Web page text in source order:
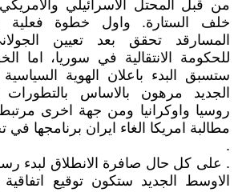
من قبل المحتل الاسرائيلي
خلف الستارة. واول خطوة فعلية
المسارقد تحقق بعد تعيين
للحكومة الانتقالية في سوريا، اما
ستسبق البدء باعلان الهوية
الجديد مرهون بالاساس
روسيا واوكرانيا ومن جهة اخرى
مطالبة امريكا الغاء ايران برنامجها في
.
. على كل حال صافرة الانطلاق لبدء
الاوسط الجديد ستكون توقيع